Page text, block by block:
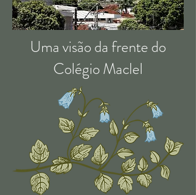
Uma visão da frente do
Colégio Maclel